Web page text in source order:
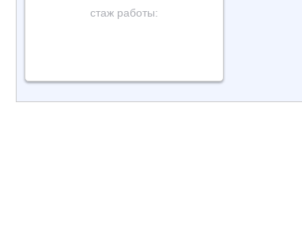
стаж работы: